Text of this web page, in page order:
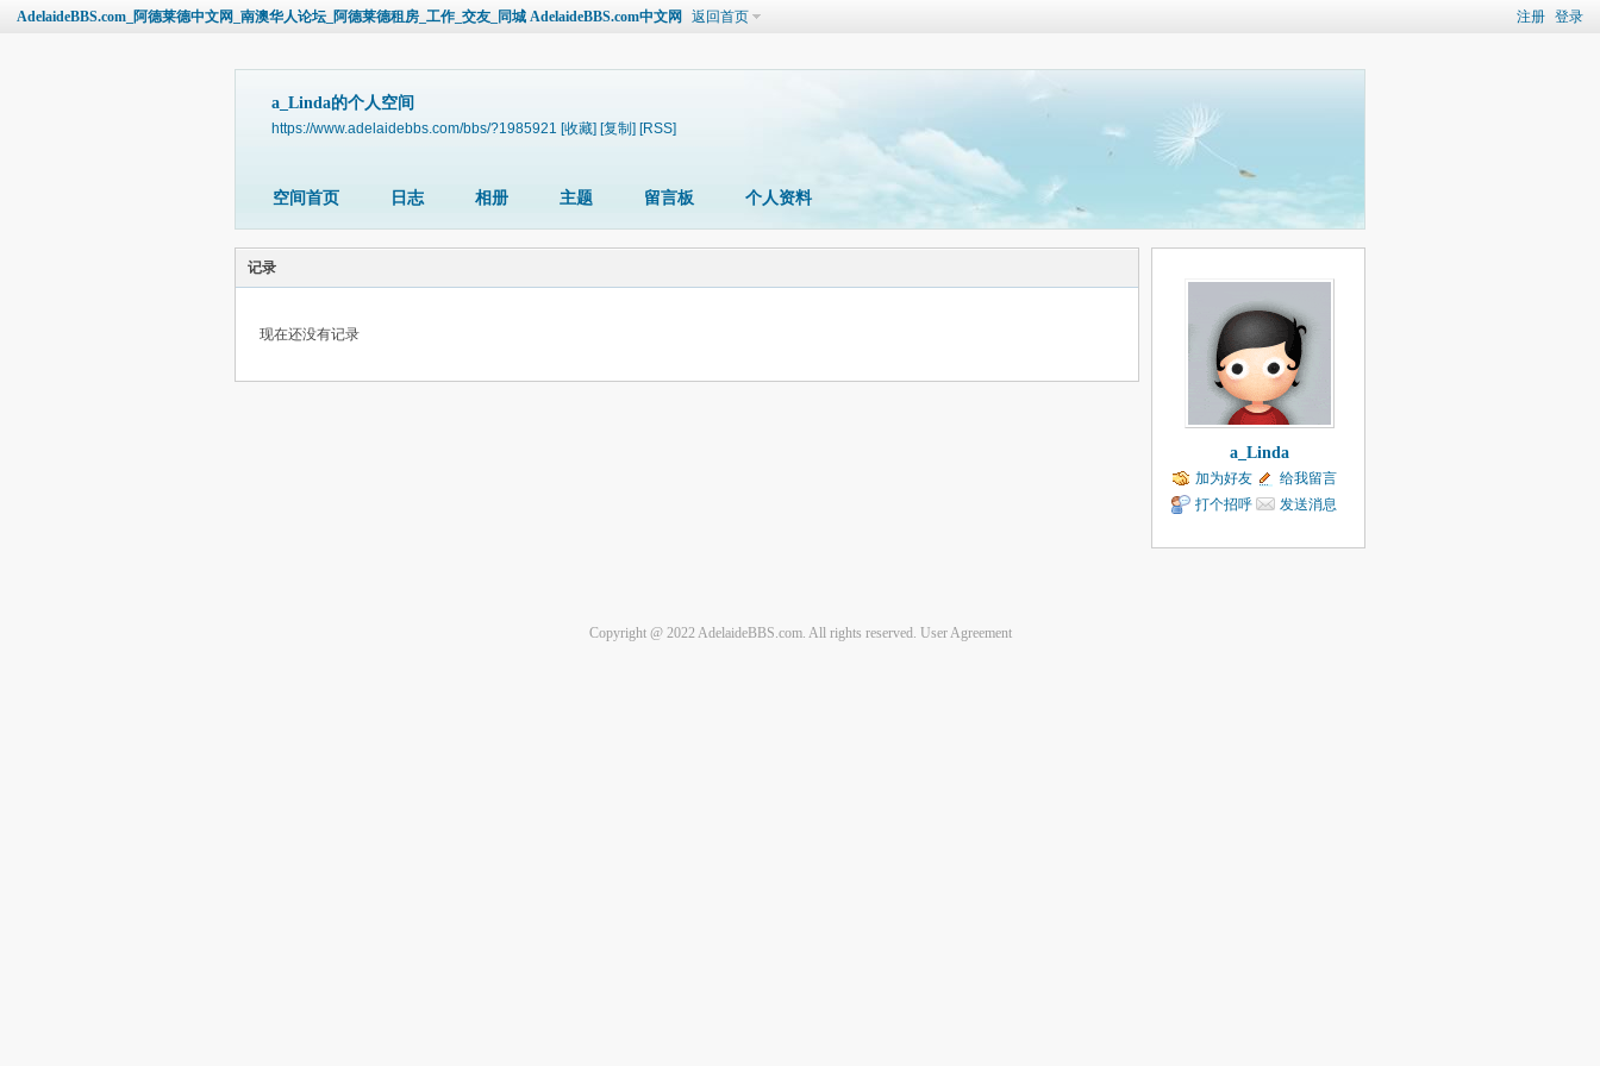
注册 登录
AdelaideBBS.com_阿德莱德中文网_南澳华人论坛_阿德莱德租房_工作_交友_同城 AdelaideBBS.com中文网 返回首页
a_Linda的个人空间
https://www.adelaidebbs.com/bbs/?1985921 [收藏] [复制] [RSS]
空间首页 日志 相册 主题 留言板 个人资料
记录
现在还没有记录
a_Linda
加为好友
给我留言
打个招呼
发送消息
Copyright @ 2022 AdelaideBBS.com. All rights reserved. User Agreement